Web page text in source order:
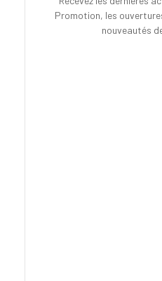
Promotion, les
nouveautés